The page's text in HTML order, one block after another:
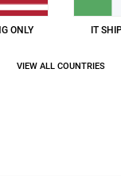
ONLY IT
VIEW ALL COUNTRIES